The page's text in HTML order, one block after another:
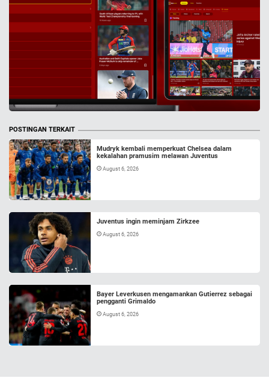
POSTINGAN TERKAIT
Mudryk kembali memperkuat Chelsea dalam
kekalahan pramusim melawan Juventus
August 6, 2026
Juventus ingin meminjam Zirkzee
August 6, 2026
Bayer Leverkusen mengamankan Gutierrez sebagai
pengganti Grimaldo
August 6, 2026